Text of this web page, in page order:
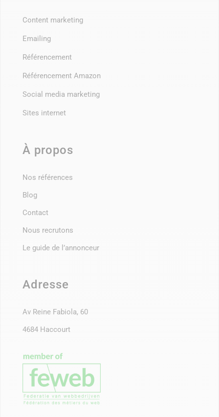
Content marketing
Emailing
Référencement
Référencement Amazon
Social media marketing
Sites internet
À propos
Nos références
Blog
Contact
Nous recrutons
Le guide de l’annonceur
Adresse
Av Reine Fabiola, 60
4684 Haccourt